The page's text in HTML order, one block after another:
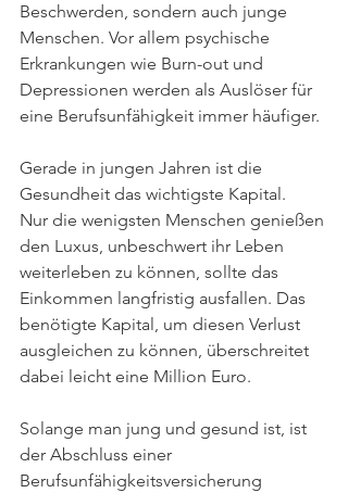
Beschwerden, sondern auch junge
Menschen. Vor allem psychische
Erkrankungen wie Burn-out und
Depressionen werden als Auslöser für
eine Berufsunfähigkeit immer häufiger.
Gerade in jungen Jahren ist die
Gesundheit das wichtigste Kapital.
Nur die wenigsten Menschen genießen
den Luxus, unbeschwert ihr Leben
weiterleben zu können, sollte das
Einkommen langfristig ausfallen. Das
benötigte Kapital, um diesen Verlust
ausgleichen zu können, überschreitet
dabei leicht eine Million Euro.
Solange man jung und gesund ist, ist
der Abschluss einer
Berufsunfähigkeitsversicherung